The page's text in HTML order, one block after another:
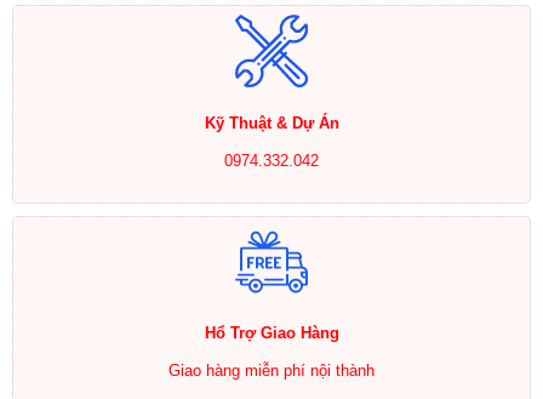
Kỹ Thuật & Dự Án
0974.332.042
Hổ Trợ Giao Hàng
Giao hàng miễn phí nội thành